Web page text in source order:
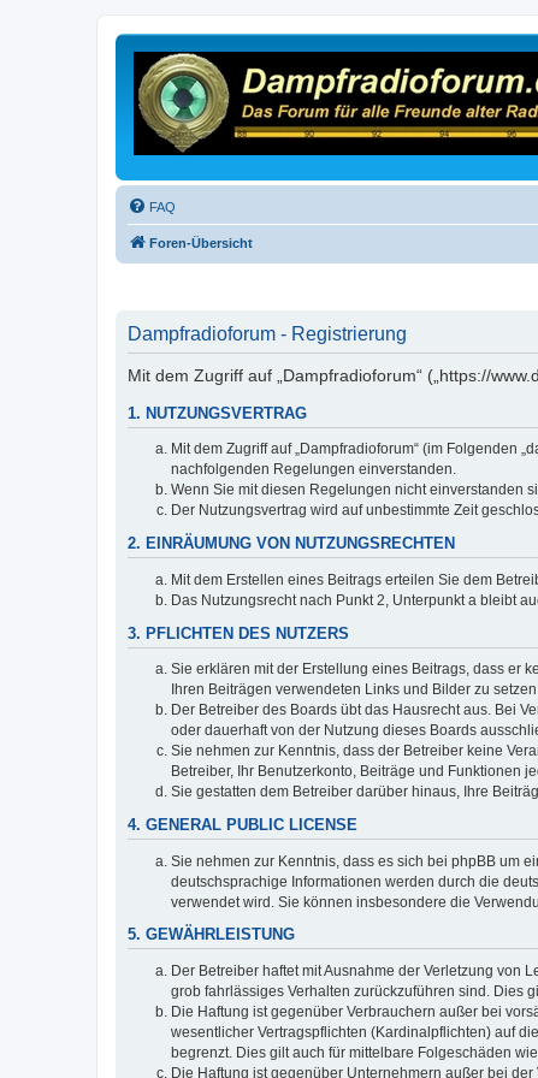
FAQ
Foren-Übersicht
Dampfradioforum - Registrierung
Mit dem Zugriff auf „Dampfradioforum“ („https://
1. NUTZUNGSVERTRAG
Mit dem Zugriff auf „Dampfradioforum“ (im Folgenden
nachfolgenden Regelungen einverstanden.
Wenn Sie mit diesen Regelungen nicht einverstanden
Der Nutzungsvertrag wird auf unbestimmte Zeit
2. EINRÄUMUNG VON NUTZUNGSRECHTEN
Mit dem Erstellen eines Beitrags erteilen Sie dem
Das Nutzungsrecht nach Punkt 2, Unterpunkt a bleibt
3. PFLICHTEN DES NUTZERS
Sie erklären mit der Erstellung eines Beitrags, dass er
Ihren Beiträgen verwendeten Links und Bilder zu
Der Betreiber des Boards übt das Hausrecht aus. Bei
oder dauerhaft von der Nutzung dieses Boards
Sie nehmen zur Kenntnis, dass der Betreiber keine
Betreiber, Ihr Benutzerkonto, Beiträge und Funktionen
Sie gestatten dem Betreiber darüber hinaus, Ihre
4. GENERAL PUBLIC LICENSE
Sie nehmen zur Kenntnis, dass es sich bei phpBB um
deutschsprachige Informationen werden durch die
verwendet wird. Sie können insbesondere die
5. GEWÄHRLEISTUNG
Der Betreiber haftet mit Ausnahme der Verletzung von
grob fahrlässiges Verhalten zurückzuführen sind. Dies
Die Haftung ist gegenüber Verbrauchern außer bei
wesentlicher Vertragspflichten (Kardinalpflichten) auf
begrenzt. Dies gilt auch für mittelbare Folgeschäden
Die Haftung ist gegenüber Unternehmern außer bei